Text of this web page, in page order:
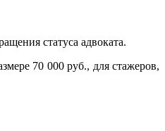
статуса адвоката.
70 000 руб., для стажеров,